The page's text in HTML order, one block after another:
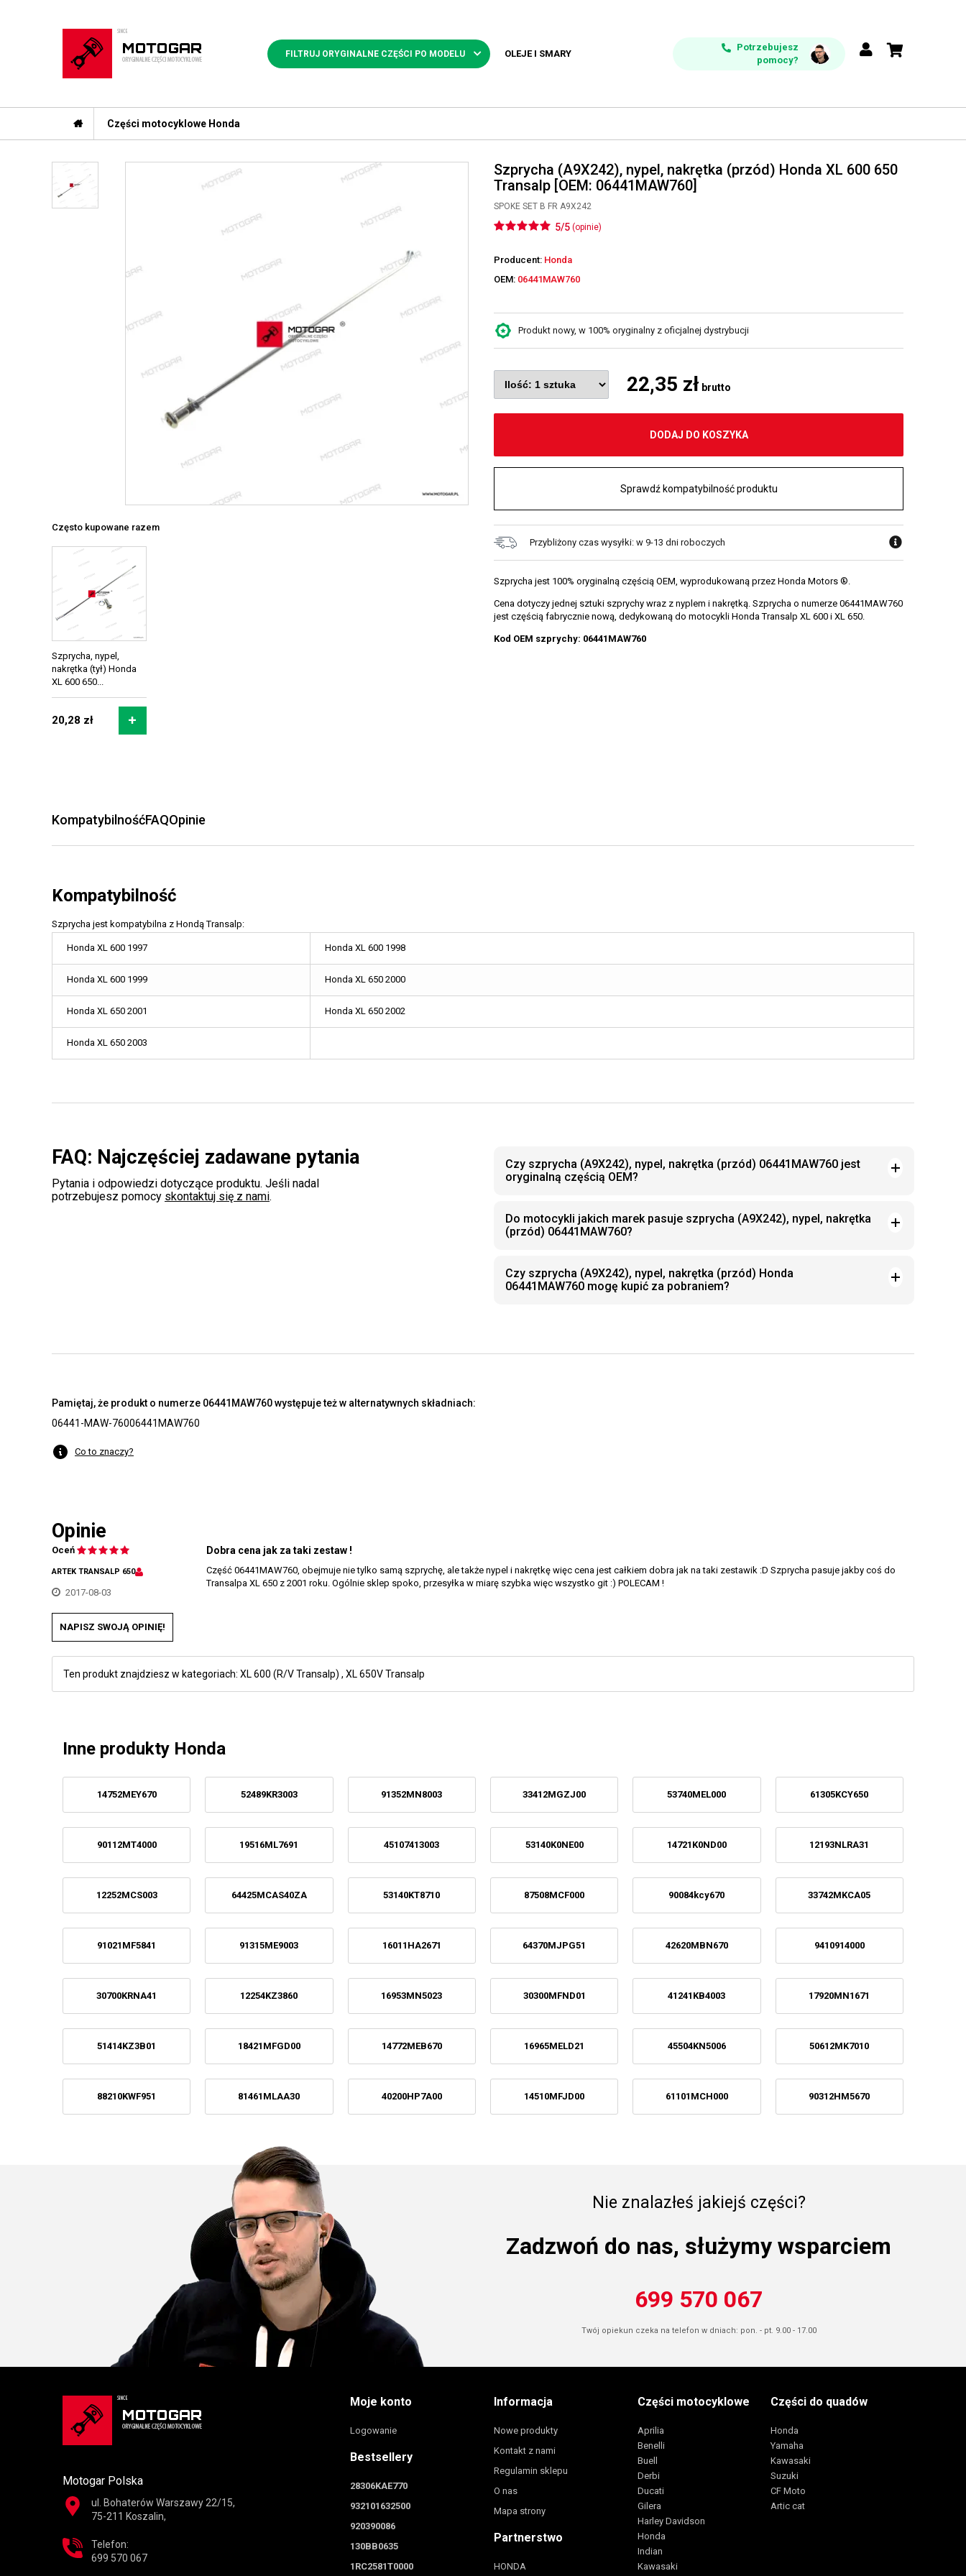
FILTRUJ ORYGINALNE CZĘŚCI PO MODELU OLEJE I SMARY
Potrzebujesz
pomocy?
Części motocyklowe Honda
Często kupowane razem
Szprycha, nypel,
nakrętka (tył) Honda
XL 600 650...
20,28 zł
Szprycha (A9X242), nypel, nakrętka (przód) Honda XL 600 650
Transalp [OEM: 06441MAW760]
SPOKE SET B FR A9X242
5/5 (opinie)
Producent: Honda
OEM: 06441MAW760
Produkt nowy, w 100% oryginalny z oficjalnej dystrybucji
22,35 zł brutto
DODAJ DO KOSZYKA
Sprawdź kompatybilność produktu
Przybliżony czas wysyłki: w 9-13 dni roboczych
Szprycha jest 100% oryginalną częścią OEM, wyprodukowaną przez Honda Motors ®.
Cena dotyczy jednej sztuki szprychy wraz z nyplem i nakrętką. Szprycha o numerze 06441MAW760
jest częścią fabrycznie nową, dedykowaną do motocykli Honda Transalp XL 600 i XL 650.
Kod OEM szprychy: 06441MAW760
KompatybilnośćFAQOpinie
Kompatybilność
Szprycha jest kompatybilna z Hondą Transalp:
Honda XL 600 1997 Honda XL 600 1998
Honda XL 600 1999 Honda XL 650 2000
Honda XL 650 2001 Honda XL 650 2002
Honda XL 650 2003
FAQ: Najczęściej zadawane pytania
Pytania i odpowiedzi dotyczące produktu. Jeśli nadal
potrzebujesz pomocy skontaktuj się z nami.
Czy szprycha (A9X242), nypel, nakrętka (przód) 06441MAW760 jest
oryginalną częścią OEM?
Do motocykli jakich marek pasuje szprycha (A9X242), nypel, nakrętka
(przód) 06441MAW760?
Czy szprycha (A9X242), nypel, nakrętka (przód) Honda
06441MAW760 mogę kupić za pobraniem?
Pamiętaj, że produkt o numerze 06441MAW760 występuje też w alternatywnych składniach:
06441-MAW-76006441MAW760
Co to znaczy?
Opinie
Oceń
ARTEK TRANSALP 650
2017-08-03
Dobra cena jak za taki zestaw !
Część 06441MAW760, obejmuje nie tylko samą szprychę, ale także nypel i nakrętkę więc cena jest całkiem dobra jak na taki zestawik :D Szprycha pasuje jakby coś do
Transalpa XL 650 z 2001 roku. Ogólnie sklep spoko, przesyłka w miarę szybka więc wszystko git :) POLECAM !
NAPISZ SWOJĄ OPINIĘ!
Ten produkt znajdziesz w kategoriach: XL 600 (R/V Transalp) , XL 650V Transalp
Inne produkty Honda
14752MEY670 52489KR3003 91352MN8003 33412MGZJ00 53740MEL000 61305KCY650
90112MT4000 19516ML7691 45107413003 53140K0NE00 14721K0ND00 12193NLRA31
12252MCS003 64425MCAS40ZA 53140KT8710 87508MCF000 90084kcy670 33742MKCA05
91021MF5841 91315ME9003 16011HA2671 64370MJPG51 42620MBN670 9410914000
30700KRNA41 12254KZ3860 16953MN5023 30300MFND01 41241KB4003 17920MN1671
51414KZ3B01 18421MFGD00 14772MEB670 16965MELD21 45504KN5006 50612MK7010
88210KWF951 81461MLAA30 40200HP7A00 14510MFJD00 61101MCH000 90312HM5670
Nie znalazłeś jakiejś części?
Zadzwoń do nas, służymy wsparciem
699 570 067
Twój opiekun czeka na telefon w dniach: pon. - pt. 9.00 - 17.00
Motogar Polska
ul. Bohaterów Warszawy 22/15,
75-211 Koszalin,
Telefon:
699 570 067
Moje konto
Logowanie
Bestsellery
28306KAE770
932101632500
920390086
130BB0635
1RC2581T0000
Informacja
Nowe produkty
Kontakt z nami
Regulamin sklepu
O nas
Mapa strony
Partnerstwo
HONDA
Części motocyklowe
Aprilia
Benelli
Buell
Derbi
Ducati
Gilera
Harley Davidson
Honda
Indian
Kawasaki
Części do quadów
Honda
Yamaha
Kawasaki
Suzuki
CF Moto
Artic cat